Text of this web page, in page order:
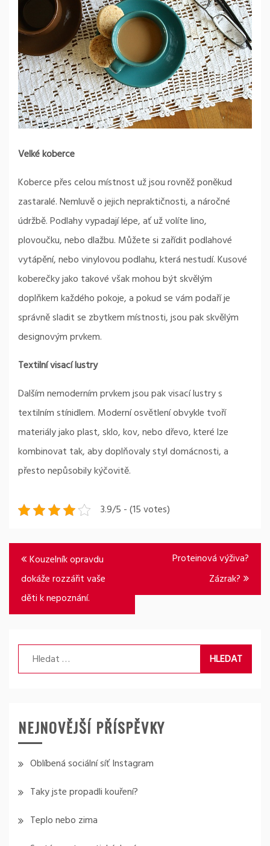
Velké koberce
Koberce přes celou místnost už jsou rovněž poněkud
zastaralé. Nemluvě o jejich nepraktičnosti, a náročné
údržbě. Podlahy vypadají lépe, ať už volíte lino,
plovoučku, nebo dlažbu. Můžete si zařídit podlahové
vytápění, nebo vinylovou podlahu, která nestudí. Kusové
koberečky jako takové však mohou být skvělým
doplňkem každého pokoje, a pokud se vám podaří je
správně sladit se zbytkem místnosti, jsou pak skvělým
designovým prvkem.
Textilní visací lustry
Dalším nemoderním prvkem jsou pak visací lustry s
textilním stínidlem. Moderní osvětlení obvykle tvoří
materiály jako plast, sklo, kov, nebo dřevo, které lze
kombinovat tak, aby doplňovaly styl domácnosti, a
přesto nepůsobily kýčovitě.
3.9/5 - (15 votes)
Navigace
pro
příspěvek
Kouzelník opravdu
dokáže rozzářit vaše
děti k nepoznání.
Proteinová výživa?
Zázrak?
Vyhledávání
NEJNOVĚJŠÍ PŘÍSPĚVKY
Oblíbená sociální síť Instagram
Taky jste propadli kouření?
Teplo nebo zima